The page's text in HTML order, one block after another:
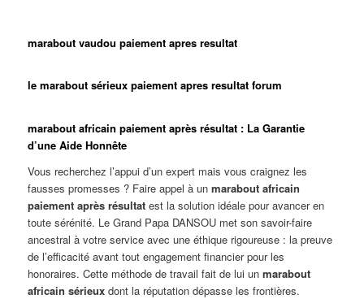
marabout vaudou paiement apres resultat
le marabout sérieux paiement apres resultat forum
marabout africain paiement après résultat : La Garantie
d’une Aide Honnête
Vous recherchez l’appui d’un expert mais vous craignez les
fausses promesses ? Faire appel à unmarabout africain
paiement après résultat est la solution idéale pour avancer en
toute sérénité. Le Grand Papa DANSOU met son savoir-faire
ancestral à votre service avec une éthique rigoureuse : la preuve
de l’efficacité avant tout engagement financier pour les
honoraires. Cette méthode de travail fait de lui unmarabout
africain sérieux dont la réputation dépasse les frontières.